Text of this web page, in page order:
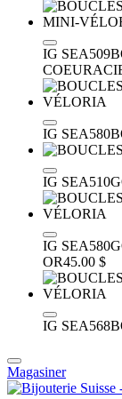
IG SEA509
COEUR
IG SEA580
IG
IG
OR45.00 $
IG SEA568
Magasiner